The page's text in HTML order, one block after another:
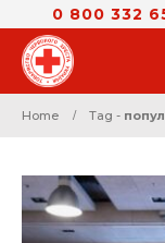
0 800 332
Home Tag -